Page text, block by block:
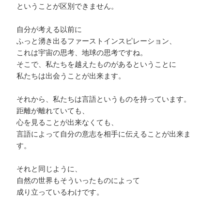
ということが区別できません。
自分が考える以前に
ふっと湧き出るファーストインスピレーション、
これは宇宙の思考、地球の思考ですね。
そこで、私たちを越えたものがあるということに
私たちは出会うことが出来ます。
それから、私たちは言語というものを持っています。
距離が離れていても、
心を見ることが出来なくても、
言語によって自分の意志を相手に伝えることが出来ま
す。
それと同じように、
自然の世界もそういったものによって
成り立っているわけです。